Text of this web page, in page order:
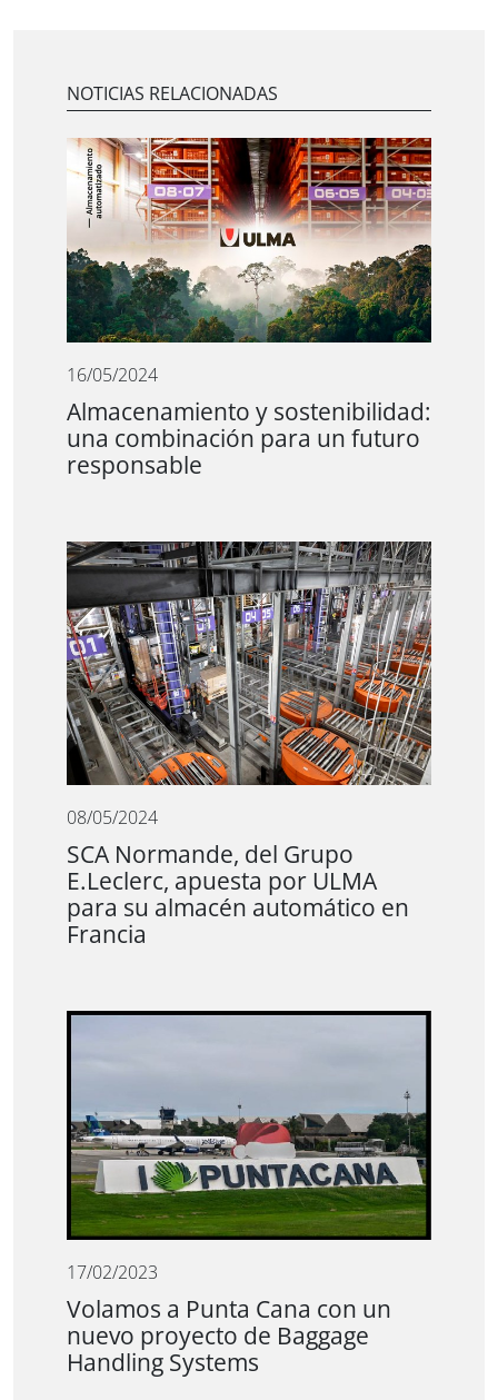
NOTICIAS RELACIONADAS
16/05/2024
Almacenamiento y sostenibilidad:
una combinación para un futuro
responsable
08/05/2024
SCA Normande, del Grupo
E.Leclerc, apuesta por ULMA
para su almacén automático en
Francia
17/02/2023
Volamos a Punta Cana con un
nuevo proyecto de Baggage
Handling Systems